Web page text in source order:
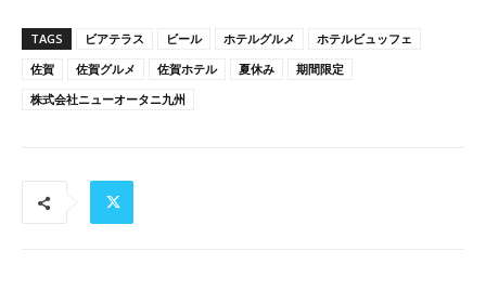
TAGS ビアテラス ビール ホテルグルメ
ホテルビュッフェ
佐賀
佐賀グルメ 佐賀ホテル 夏休み
期間限定
株式会社ニューオータニ九州